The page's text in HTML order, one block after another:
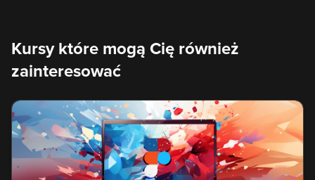
Kursy które mogą Cię również
zainteresować